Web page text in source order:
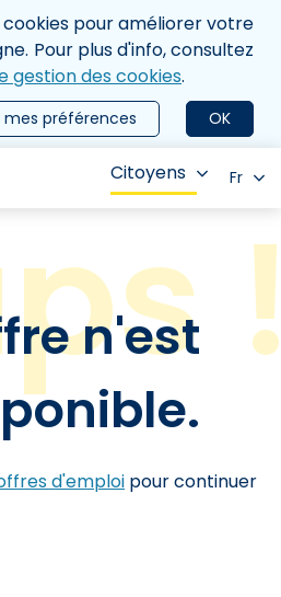
pour améliorer votre
Pour plus d'info, consultez
gestion des cookies.
OK
mes préférences
Citoyens Fr
n'est
d'emploi pour continuer